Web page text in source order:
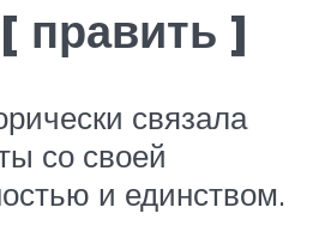
править ]
связала
со своей
и единством.